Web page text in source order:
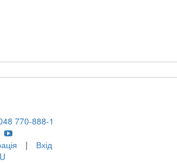
770-888-1
|
Вхід